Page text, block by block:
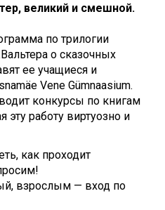
великий и смешной.
по трилогии
о сказочных
ее учащиеся и
Vene Gümnaasium.
конкурсы по книгам
эту работу виртуозно и
как проходит
взрослым — вход по